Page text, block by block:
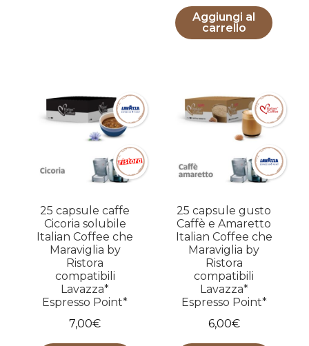
Aggiungi al
carrello
25 capsule caffe
Cicoria solubile
Italian Coffee che
Maraviglia by
Ristora
compatibili
Lavazza*
Espresso Point*
7,00€
25 capsule gusto
Caffè e Amaretto
Italian Coffee che
Maraviglia by
Ristora
compatibili
Lavazza*
Espresso Point*
6,00€